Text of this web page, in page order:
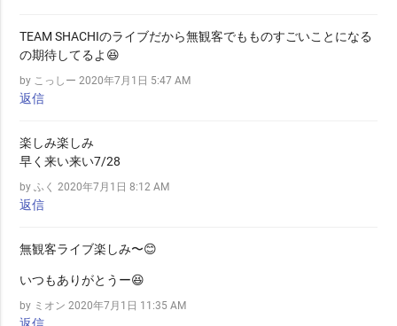
TEAM SHACHIのライブだから無観客でもものすごいことになる
の期待してるよ😆
by こっしー 2020年7月1日 5:47 AM
返信
楽しみ楽しみ
早く来い来い7/28
by ふく 2020年7月1日 8:12 AM
返信
無観客ライブ楽しみ〜😊
いつもありがとうー😆
by ミオン 2020年7月1日 11:35 AM
返信